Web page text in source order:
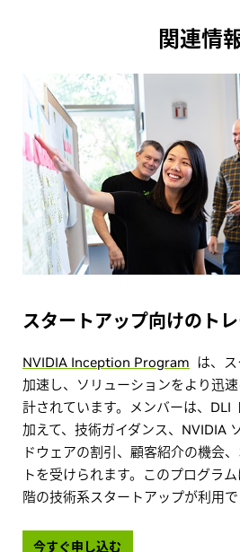
関連情
スタートアップ向けのト
NVIDIA Inception Program は、
加速し、ソリューションをより迅
計されています。メンバーは、DLI
加えて、技術ガイダンス、NVIDIA
ドウェアの割引、顧客紹介の機会
トを受けられます。このプログラ
階の技術系スタートアップが利用で
今すぐ申し込む